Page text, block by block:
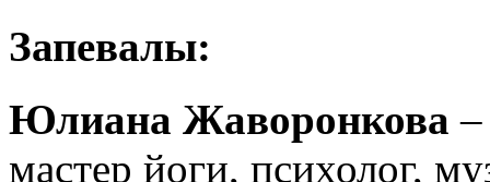
Запевалы:
Юлиана Жаворонкова –
мастер йоги, психолог,